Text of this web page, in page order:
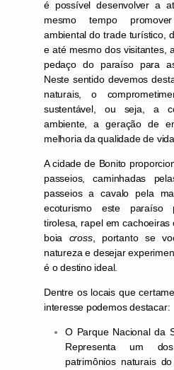
é possível desenvolver a
mesmo tempo
ambiental do trade turístico,
e até mesmo dos visitantes,
pedaço do paraíso para
Neste sentido devemos
naturais, o
sustentável, ou seja, a
ambiente, a geração de
melhoria da qualidade de
A cidade de Bonito
passeios, caminhadas
passeios a cavalo pela
ecoturismo este paraíso
tirolesa, rapel em cachoeiras
boia cross, portanto se
natureza e desejar
é o destino ideal.
Dentre os locais que
interesse podemos destacar:
O Parque Nacional da
Representa um
patrimônios naturais